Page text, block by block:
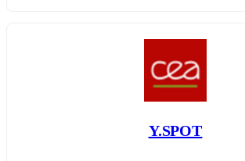
Y.SPOT